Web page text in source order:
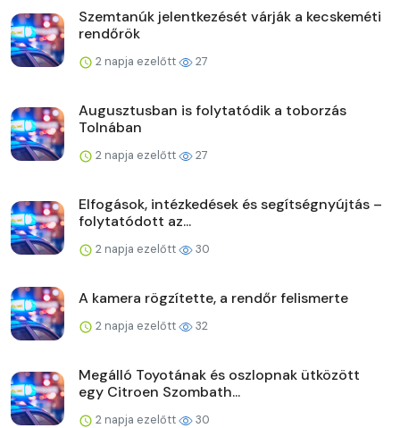
Szemtanúk jelentkezését várják a kecskeméti
rendőrök
2 napja ezelőtt 27
Augusztusban is folytatódik a toborzás
Tolnában
2 napja ezelőtt 27
Elfogások, intézkedések és segítségnyújtás –
folytatódott az...
2 napja ezelőtt 30
A kamera rögzítette, a rendőr felismerte
2 napja ezelőtt 32
Megálló Toyotának és oszlopnak ütközött
egy Citroen Szombath...
2 napja ezelőtt 30